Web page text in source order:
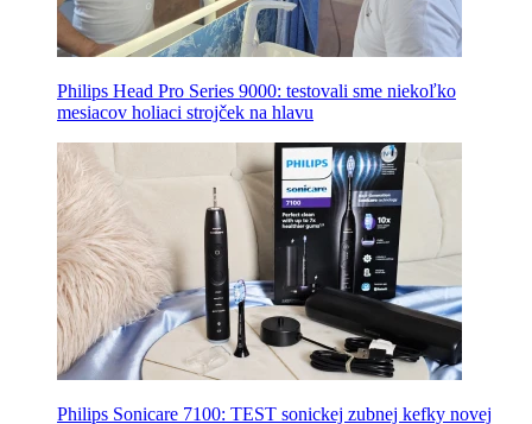
Philips Head Pro Series 9000: testovali sme niekoľko
mesiacov holiaci strojček na hlavu
Philips Sonicare 7100: TEST sonickej zubnej kefky novej